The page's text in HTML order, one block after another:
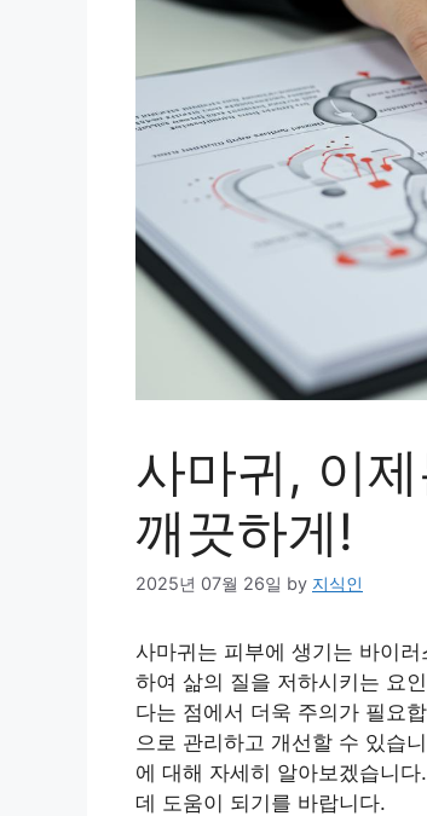
사마귀, 이
깨끗하게!
2025년 07월 26일 by 지식인
사마귀는 피부에 생기는 바이
하여 삶의 질을 저하시키는 요
다는 점에서 더욱 주의가 필요
으로 관리하고 개선할 수 있습
에 대해 자세히 알아보겠습니
데 도움이 되기를 바랍니다.